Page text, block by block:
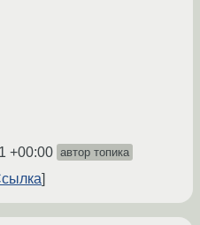
+00:00 автор топика